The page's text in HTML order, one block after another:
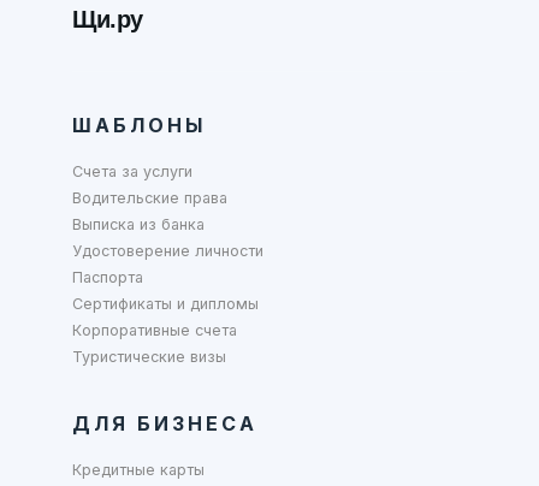
Щи.ру
ШАБЛОНЫ
Счета за услуги
Водительские права
Выписка из банка
Удостоверение личности
Паспорта
Сертификаты и дипломы
Корпоративные счета
Туристические визы
ДЛЯ БИЗНЕСА
Кредитные карты